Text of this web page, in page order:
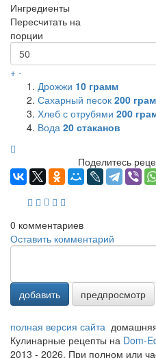
Ингредиенты
Пересчитать на
порции
+ -
Дрожжи 10 грамм
Сахарный песок 200
Хлеб с отрубями 200
Вода 20 стаканов
Поделитесь
0 комментариев
Оставить комментарий
добавить предпросмотр
полная версия сайта
Кулинарные рецепты на Dom-
2013 - 2026. При полном или